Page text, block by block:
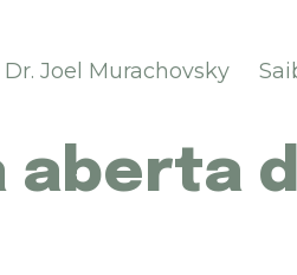
Dr. Joel Murachovsky
aberta